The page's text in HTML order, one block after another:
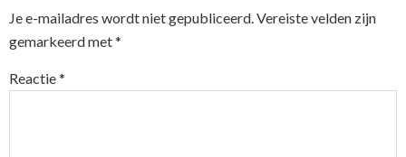
Je e-mailadres wordt niet gepubliceerd.Vereiste velden zijn
gemarkeerd met*
Reactie*